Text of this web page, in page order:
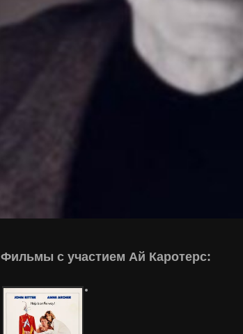
Фильмы с участием Ай Каротерс: